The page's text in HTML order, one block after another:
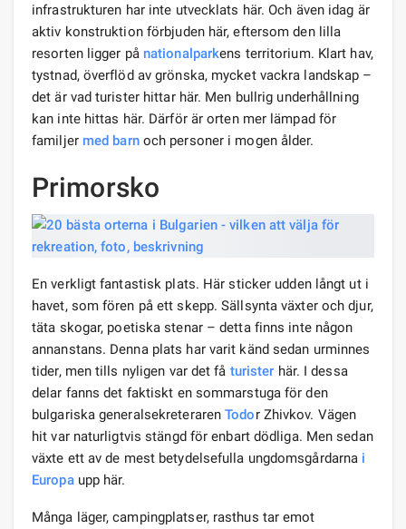
infrastrukturen har inte utvecklats här. Och även idag är
aktiv konstruktion förbjuden här, eftersom den lilla
resorten ligger på nationalparkens territorium. Klart hav,
tystnad, överflöd av grönska, mycket vackra landskap –
det är vad turister hittar här. Men bullrig underhållning
kan inte hittas här. Därför är orten mer lämpad för
familjer med barnoch personer i mogen ålder.
Primorsko
En verkligt fantastisk plats. Här sticker udden långt ut i
havet, som fören på ett skepp. Sällsynta växter och djur,
täta skogar, poetiska stenar – detta finns inte någon
annanstans. Denna plats har varit känd sedan urminnes
tider, men tills nyligen var det få turister här. I dessa
delar fanns det faktiskt en sommarstuga för den
bulgariska generalsekreterarenTodor Zhivkov. Vägen
hit var naturligtvis stängd för enbart dödliga. Men sedan
växte ett av de mest betydelsefulla ungdomsgårdarna i
Europaupp här.
Många läger, campingplatser, rasthus tar emot